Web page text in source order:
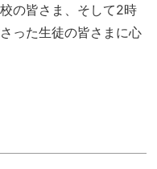
の皆さま、そして2時
った生徒の皆さまに心